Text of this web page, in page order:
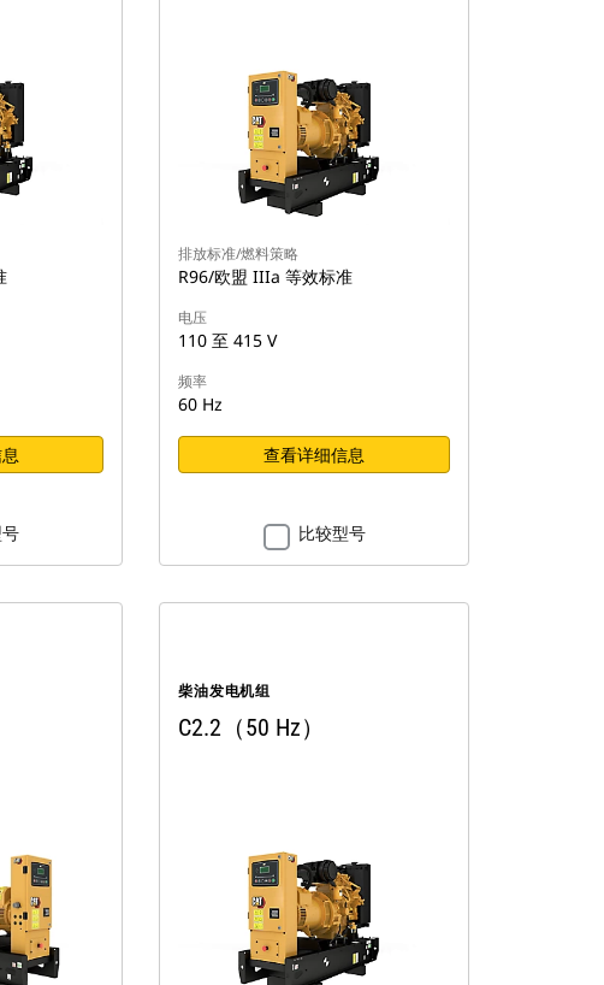
排放标准/燃料策略
R96/欧盟 IIIa 等效标准
电压
110 至 415 V
频率
60 Hz
查看详细信息
比较型号
柴油发电机组
C2.2（50 Hz）